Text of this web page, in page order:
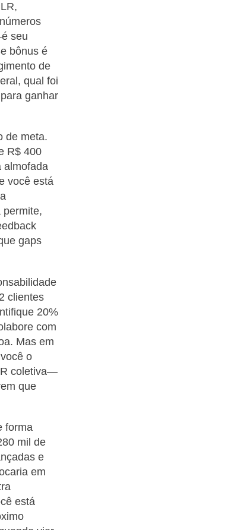
seu
bônus é
de
qual foi
ganhar
de meta.
R$ 400
almofada
você está
gaps
clientes
20%
com
Mas em
o
coletiva—
que
forma
mil de
e
em
está